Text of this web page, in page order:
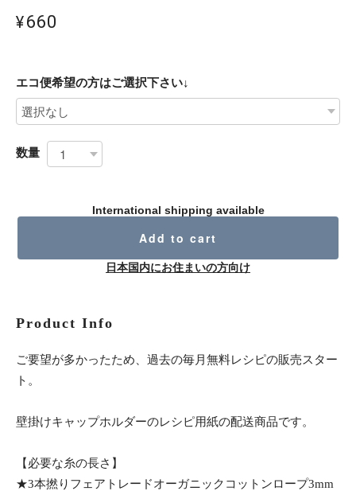
¥660
エコ便希望の方はご選択下さい↓
数量
International shipping available
Add to cart
日本国内にお住まいの方向け
Product Info
ご要望が多かったため、過去の毎月無料レシピの販売スター
ト。
壁掛けキャップホルダーのレシピ用紙の配送商品です。
【必要な糸の長さ】
★3本撚りフェアトレードオーガニックコットンロープ3mm